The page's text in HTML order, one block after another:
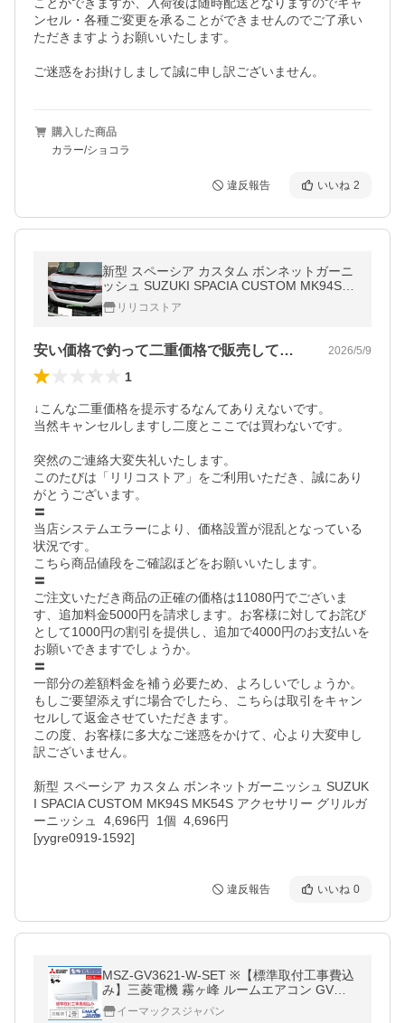
ンセル・各種ご変更を承ることができませんのでご了承い
ただきますようお願いいたします。
ご迷惑をお掛けしまして誠に申し訳ございません。
購入した商品
カラー/ショコラ
違反報告 いいね 2
新型 スペーシア カスタム ボンネットガーニ
ッシュ SUZUKI SPACIA CUSTOM MK94S M
K54S アクセサリー グリルガーニッシュ
リリコストア
安い価格で釣って二重価格で販売していた。 2026/5/9
1
↓こんな二重価格を提示するなんてありえないです。
当然キャンセルしますし二度とここでは買わないです。
突然のご連絡大変失礼いたします。
このたびは「リリコストア」をご利用いただき、誠にあり
がとうございます。
〓
当店システムエラーにより、価格設置が混乱となっている
状況です。
こちら商品値段をご確認ほどをお願いいたします。
〓
ご注文いただき商品の正確の価格は11080円でございま
す、追加料金5000円を請求します。お客様に対してお詫び
として1000円の割引を提供し、追加で4000円のお支払いを
お願いできますでしょうか。
〓
一部分の差額料金を補う必要ため、よろしいでしょうか。
もしご要望添えずに場合でしたら、こちらは取引をキャン
セルして返金させていただきます。
この度、お客様に多大なご迷惑をかけて、心より大変申し
訳ございません。
新型 スペーシア カスタム ボンネットガーニッシュ SUZUK
I SPACIA CUSTOM MK94S MK54S アクセサリー グリルガ
ーニッシュ  4,696円  1個  4,696円
違反報告 いいね 0
MSZ-GV3621-W-SET ※【標準取付工事費込
み】三菱電機 霧ヶ峰 ルームエアコン GVシ
リーズ 主に12畳用 ホワイト 選べる3モード
除湿 2021年 モデル
イーマックスジャパン